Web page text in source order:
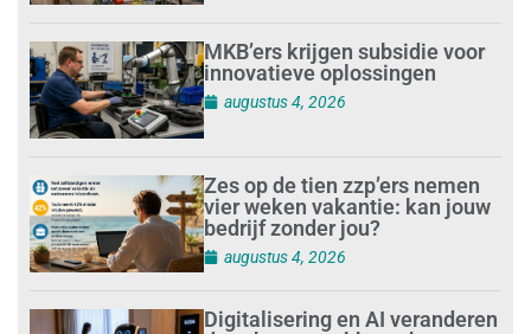
MKB’ers krijgen subsidie voor
innovatieve oplossingen
augustus 4, 2026
Zes op de tien zzp’ers nemen
vier weken vakantie: kan jouw
bedrijf zonder jou?
augustus 4, 2026
Digitalisering en AI veranderen